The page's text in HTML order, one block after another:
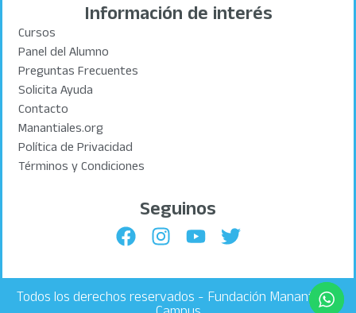
Información de interés
Cursos
Panel del Alumno
Preguntas Frecuentes
Solicita Ayuda
Contacto
Manantiales.org
Política de Privacidad
Términos y Condiciones
Seguinos
Todos los derechos reservados - Fundación Manantiales